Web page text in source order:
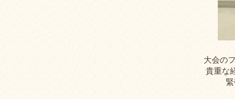
大会の
貴重な